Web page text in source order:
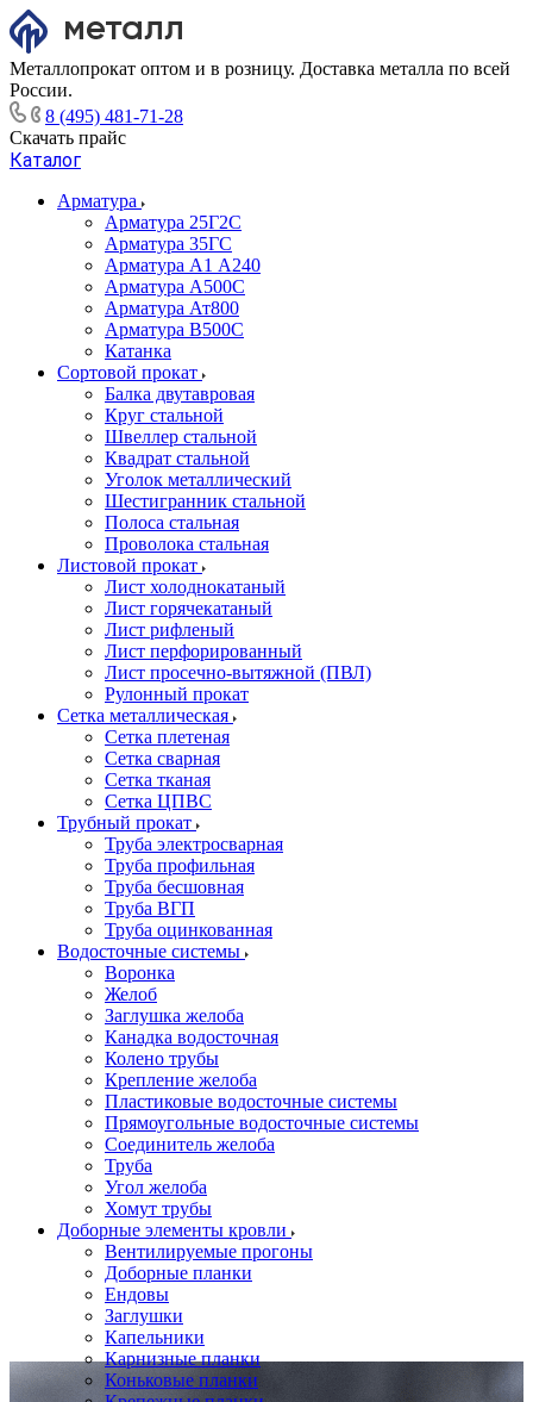
Металлопрокат оптом и в розницу. Доставка металла по всей
России.
8 (495) 481-71-28
Скачать прайс
Каталог
Арматура
Арматура 25Г2С
Арматура 35ГС
Арматура А1 А240
Арматура А500С
Арматура Ат800
Арматура В500С
Катанка
Сортовой прокат
Балка двутавровая
Круг стальной
Швеллер стальной
Квадрат стальной
Уголок металлический
Шестигранник стальной
Полоса стальная
Проволока стальная
Листовой прокат
Лист холоднокатаный
Лист горячекатаный
Лист рифленый
Лист перфорированный
Лист просечно-вытяжной (ПВЛ)
Рулонный прокат
Сетка металлическая
Сетка плетеная
Сетка сварная
Сетка тканая
Сетка ЦПВС
Трубный прокат
Труба электросварная
Труба профильная
Труба бесшовная
Труба ВГП
Труба оцинкованная
Водосточные системы
Воронка
Желоб
Заглушка желоба
Канадка водосточная
Колено трубы
Крепление желоба
Пластиковые водосточные системы
Прямоугольные водосточные системы
Соединитель желоба
Труба
Угол желоба
Хомут трубы
Доборные элементы кровли
Вентилируемые прогоны
Доборные планки
Ендовы
Заглушки
Капельники
Карнизные планки
Коньковые планки